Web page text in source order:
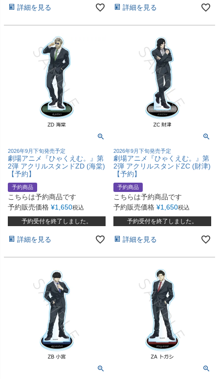
詳細を見る 詳細を見る
2026年9月下旬発売予定
劇場アニメ『ひゃくえむ。』第
2弾 アクリルスタンドZD (海棠)
【予約】
予約商品
こちらは予約商品です
予約販売価格 ¥1,650税込
予約受付を終了しました。
詳細を見る
2026年9月下旬発売予定
劇場アニメ『ひゃくえむ。』第
2弾 アクリルスタンドZC (財津)
【予約】
予約商品
こちらは予約商品です
予約販売価格 ¥1,650税込
予約受付を終了しました。
詳細を見る